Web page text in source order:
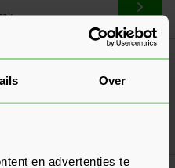
Over
en advertenties te
Ga
(5 Beoordelingen)